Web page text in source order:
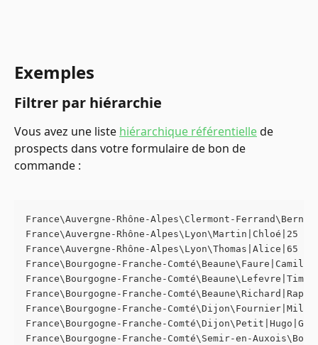
Exemples
Filtrer par hiérarchie
Vous avez une liste hiérarchique référentielle de
prospects dans votre formulaire de bon de
commande :
France\Auvergne-Rhône-Alpes\Clermont-
France\Auvergne-Rhône-Alpes\Lyon\Martin|Chloé|25
France\Auvergne-Rhône-Alpes\Lyon\Thomas|Alice|65
France\Bourgogne-Franche-
France\Bourgogne-Franche-
France\Bourgogne-Franche-
France\Bourgogne-Franche-
France\Bourgogne-Franche-
France\Bourgogne-Franche-Comté\Semir-en-